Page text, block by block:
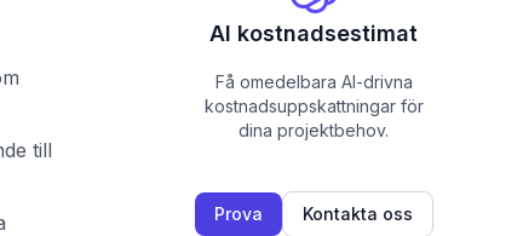
till
AI kostnadsestimat
Få omedelbara AI-drivna
kostnadsuppskattningar för
dina projektbehov.
Prova Kontakta oss